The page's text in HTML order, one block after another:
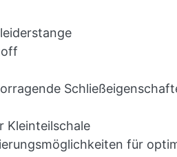
Kleinteilschale
für